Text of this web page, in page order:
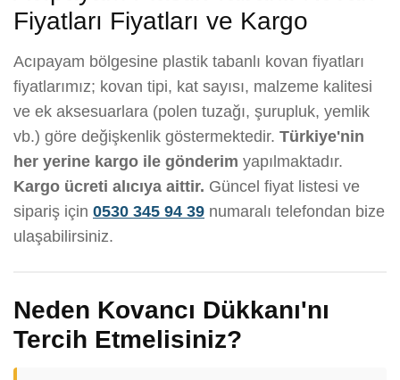
Fiyatları Fiyatları ve Kargo
Acıpayam bölgesine plastik tabanlı kovan fiyatları
fiyatlarımız; kovan tipi, kat sayısı, malzeme kalitesi
ve ek aksesuarlara (polen tuzağı, şurupluk, yemlik
vb.) göre değişkenlik göstermektedir. Türkiye'nin
her yerine kargo ile gönderim yapılmaktadır.
Kargo ücreti alıcıya aittir. Güncel fiyat listesi ve
sipariş için 0530 345 94 39 numaralı telefondan bize
ulaşabilirsiniz.
Neden Kovancı Dükkanı'nı
Tercih Etmelisiniz?